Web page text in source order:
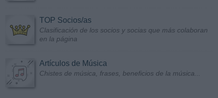
TOP Socios/as
Clasificación de los socios y socias que más colaboran
en la página
Artículos de Música
Chistes de música, frases, beneficios de la música...